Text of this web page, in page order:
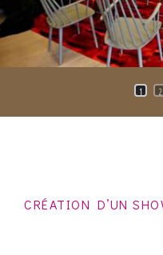
1 2
CRÉATION D’UN